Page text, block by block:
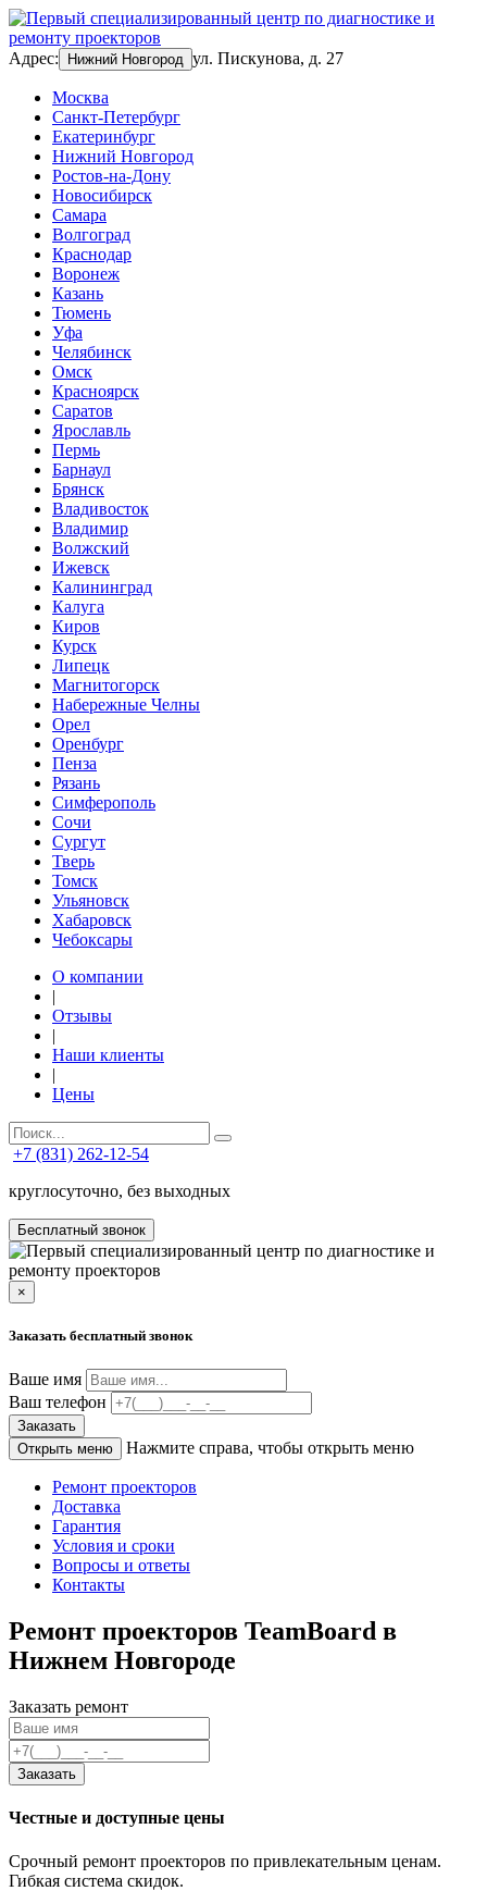
Адрес: Нижний Новгород ул. Пискунова, д. 27
Москва
Санкт-Петербург
Екатеринбург
Нижний Новгород
Ростов-на-Дону
Новосибирск
Самара
Волгоград
Краснодар
Воронеж
Казань
Тюмень
Уфа
Челябинск
Омск
Красноярск
Саратов
Ярославль
Пермь
Барнаул
Брянск
Владивосток
Владимир
Волжский
Ижевск
Калининград
Калуга
Киров
Курск
Липецк
Магнитогорск
Набережные Челны
Орел
Оренбург
Пенза
Рязань
Симферополь
Сочи
Сургут
Тверь
Томск
Ульяновск
Хабаровск
Чебоксары
О компании
|
Отзывы
|
Наши клиенты
|
Цены
+7 (831) 262-12-54
круглосуточно, без выходных
Бесплатный звонок
×
Заказать бесплатный звонок
Ваше имя
Ваш телефон
Заказать
Открыть меню
Нажмите справа, чтобы открыть меню
Ремонт проекторов
Доставка
Гарантия
Условия и сроки
Вопросы и ответы
Контакты
Ремонт проекторов TeamBoard в
Нижнем Новгороде
Заказать ремонт
Заказать
Честные и доступные цены
Срочный ремонт проекторов по привлекательным ценам.
Гибкая система скидок.